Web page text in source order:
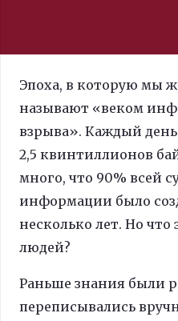
Эпоха, в которую мы
называют «веком
взрыва». Каждый
2,5 квинтиллионов
много, что 90% всей
информации было
несколько лет. Но что
людей?
Раньше знания были
переписывались